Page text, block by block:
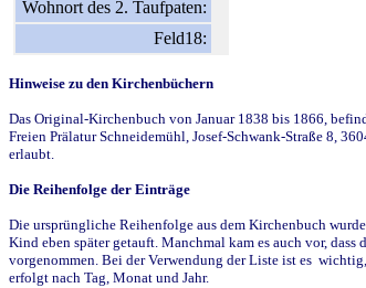
Wohnort des 2. Taufpaten:
Feld18:
Hinweise zu den Kirchenbüchern
Das Original-Kirchenbuch von Januar 1838 bis 1866,
Freien Prälatur Schneidemühl, Josef-Schwank-Straße 8,
erlaubt.
Die Reihenfolge der Einträge
Die ursprüngliche Reihenfolge aus dem Kirchenbuch
Kind eben später getauft. Manchmal kam es auch vor,
vorgenommen. Bei der Verwendung der Liste ist es
erfolgt nach Tag, Monat und Jahr.